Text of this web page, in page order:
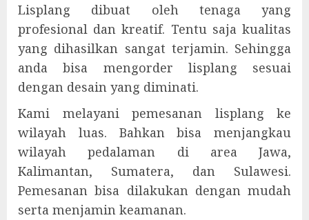
Lisplang dibuat oleh tenaga yang
profesional dan kreatif. Tentu saja kualitas
yang dihasilkan sangat terjamin. Sehingga
anda bisa mengorder lisplang sesuai
dengan desain yang diminati.
Kami melayani pemesanan lisplang ke
wilayah luas. Bahkan bisa menjangkau
wilayah pedalaman di area Jawa,
Kalimantan, Sumatera, dan Sulawesi.
Pemesanan bisa dilakukan dengan mudah
serta menjamin keamanan.